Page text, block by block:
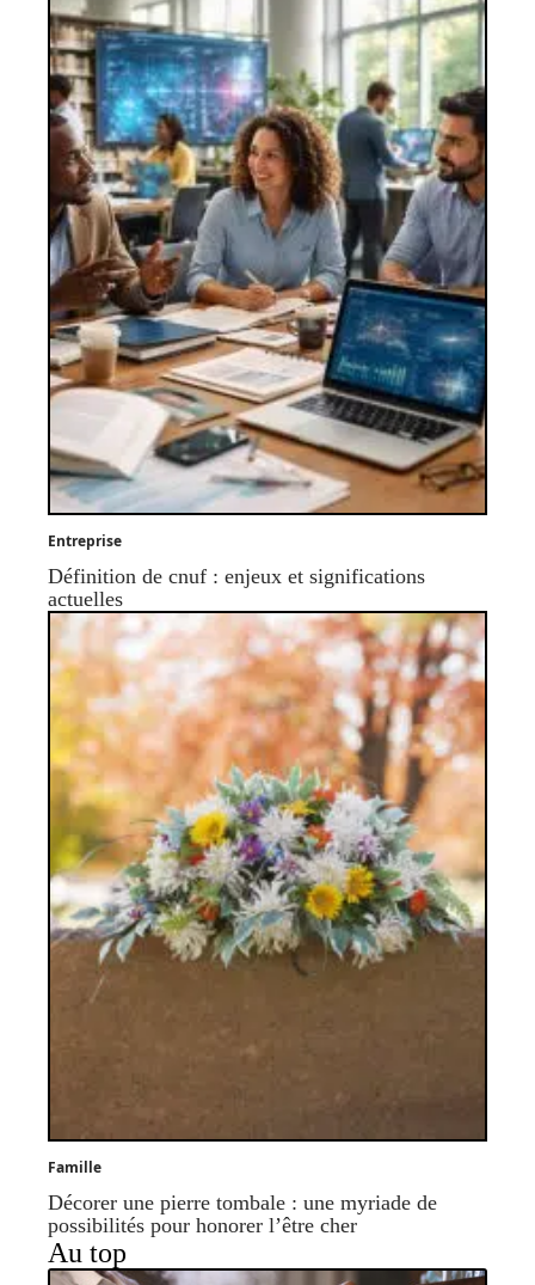
Entreprise
Définition de cnuf : enjeux et significations
actuelles
Famille
Décorer une pierre tombale : une myriade de
possibilités pour honorer l’être cher
Au top